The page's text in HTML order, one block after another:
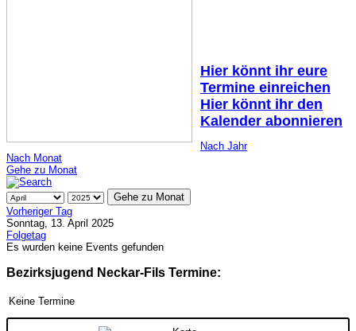
Hier könnt ihr eure
Termine einreichen
Hier könnt ihr den
Kalender abonnieren
Nach Jahr
Nach Monat
Gehe zu Monat
Gehe zu Monat
Vorheriger Tag
Sonntag, 13. April 2025
Folgetag
Es wurden keine Events gefunden
Bezirksjugend Neckar-Fils Termine:
Keine Termine